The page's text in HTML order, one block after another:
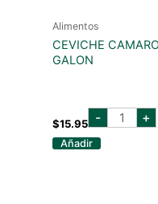
Alimentos
CEVICHE
GALON
$15.95 - CEVICHE
+
Añadir